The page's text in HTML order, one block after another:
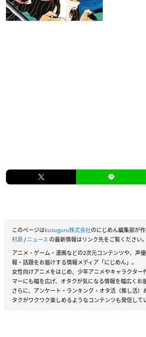
このページはkusuguru株式会社のにじめん編集部が
村昴/ニュース の最新情報はリンク先をご覧ください。
アニメ・ゲーム・漫画などの2次元コンテンツや、声
報・話題をお届けする情報メディア「にじめん」。
女性向けアニメをはじめ、少年アニメやキャラクター
マーにも幅を広げ、オタクが気になる情報を幅広くお
さらに、アンケート・ランキング・オタ活（推し活）
タクがワクワク楽しめるようなコンテンツも発信して